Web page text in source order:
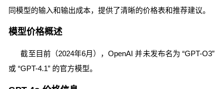
同模型的输入和输出成本，提供了清晰的价格表和推荐建议。
模型价格概述
截至目前（2024年6月），OpenAI 并未发布名为 “GPT-O3”
或 “GPT-4.1” 的官方模型。